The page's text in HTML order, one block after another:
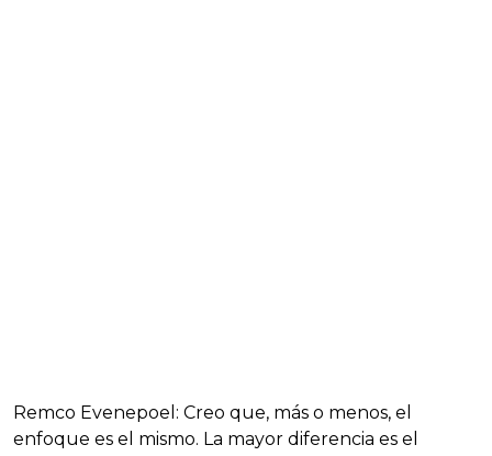
Remco Evenepoel: Creo que, más o menos, el
enfoque es el mismo. La mayor diferencia es el